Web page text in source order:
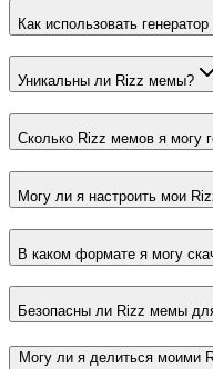
Как использовать
Уникальны ли Rizz мемы?
Сколько Rizz мемов я могу
Могу ли я настроить мои
В каком формате я могу
Безопасны ли Rizz мемы
Могу ли я делиться моими